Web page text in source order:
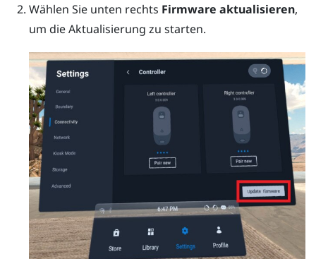
Wählen Sie unten rechts Firmware aktualisieren,
um die Aktualisierung zu starten.